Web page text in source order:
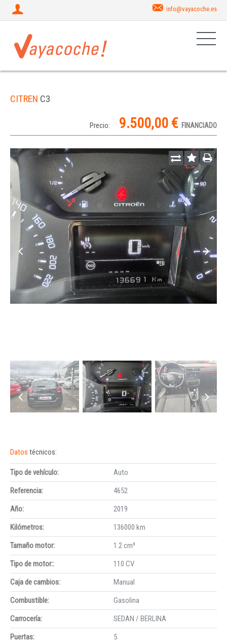
info@vayacoche.es
CITREN C3
Precio: 9.500,00 € FINANCIADO
Datos técnicos:
Tipo de vehículo:
Auto
Referencia:
4652
Año:
2019
Kilómetros:
136000 km
Tamaño motor:
1.2 cm³
Tipo de motor::
110 CV
Caja de cambios:
Manual
Combustible:
Gasolina
Carrocería:
SEDAN / BERLINA
Puertas:
5